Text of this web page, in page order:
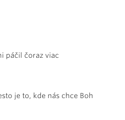
páčil čoraz viac
je to, kde nás chce Boh